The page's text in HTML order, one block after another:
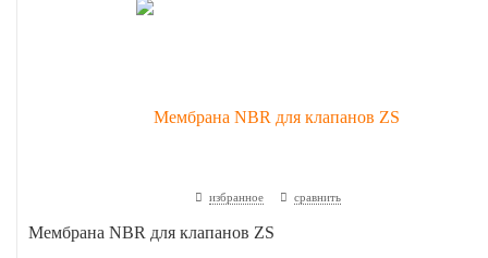
избранное сравнить
Мембрана NBR для клапанов ZS